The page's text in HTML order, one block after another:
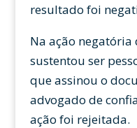
resultado foi
Na ação
sustentou ser
que assinou o
advogado de
ação foi rejeitada.